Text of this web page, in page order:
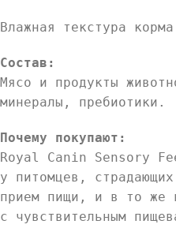
Влажная текстура
Состав:
Мясо и продукты
минералы, пребиотики.
Почему покупают:
Royal Canin Sensory
у питомцев,
прием пищи, и в то же
с чувствительным